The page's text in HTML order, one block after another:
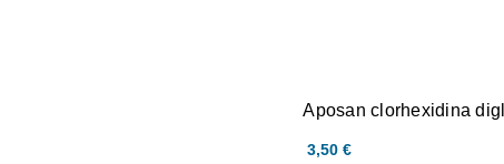
Aposan clorhexidina
3,50 €